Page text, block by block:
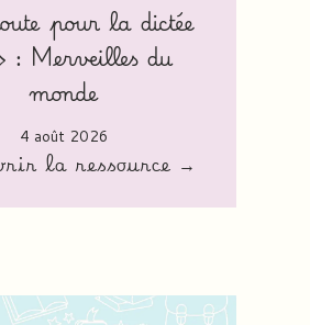
pour la dictée
: Merveilles du
monde
4 août 2026
la ressource →